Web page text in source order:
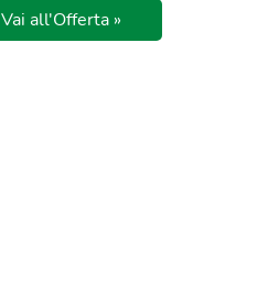
Vai all'Offerta »